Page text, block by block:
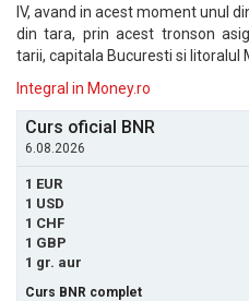
IV, avand in acest moment unul
din tara, prin acest tronson
tarii, capitala Bucuresti si litoralul
Integral in Money.ro
Curs oficial BNR
6.08.2026
1 EUR
1 USD
1 CHF
1 GBP
1 gr. aur
Curs BNR complet